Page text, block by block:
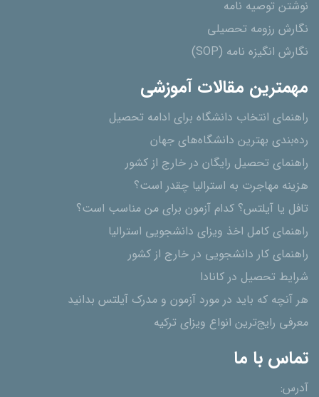
نوشتن توصیه نامه
نگارش رزومه تحصیلی
نگارش انگیزه نامه (SOP)
مهمترین مقالات آموزشی
راهنمای انتخاب دانشگاه برای ادامه تحصیل
رده‌بندی بهترین دانشگاه‌های جهان
راهنمای تحصیل رایگان در خارج از کشور
هزینه مهاجرت به استرالیا چقدر است؟
تافل یا آیلتس؟ کدام آزمون برای من مناسب است؟
راهنمای کامل اخذ ویزای دانشجویی استرالیا
راهنمای کار دانشجویی در خارج از کشور
شرایط تحصیل در کانادا
هر آنچه که باید در مورد آزمون و مدرک آیلتس بدانید
معرفی رایج‌ترین انواع ویزای ترکیه
تماس با ما
آدرس: